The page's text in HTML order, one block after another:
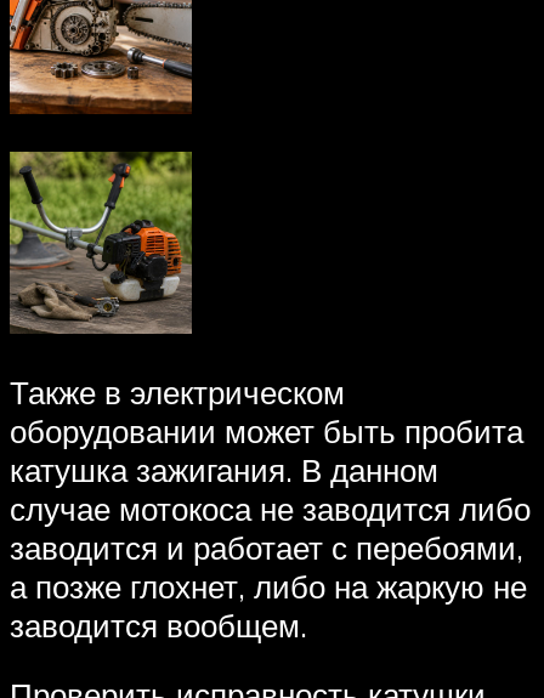
Также в электрическом
оборудовании может быть пробита
катушка зажигания. В данном
случае мотокоса не заводится либо
заводится и работает с перебоями,
а позже глохнет, либо на жаркую не
заводится вообщем.